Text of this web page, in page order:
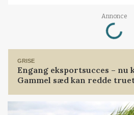
Annonce
Loading...
GRISE
Engang eksportsucces –
Gammel sæd kan redde